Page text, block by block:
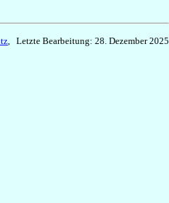
, Letzte Bearbeitung: 28. Dezember 2025